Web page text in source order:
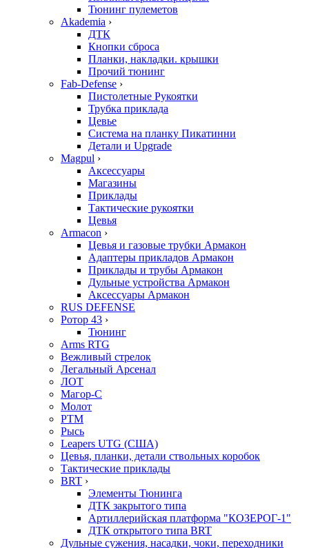
Тюнинг пулеметов
Akademia ›
ДТК
Кнопки сброса
Планки, накладки. крышки
Прочий тюнинг
Fab-Defense ›
Пистолетные Рукоятки
Трубка приклада
Цевье
Система на планку Пикатинни
Детали и Upgrade
Magpul ›
Аксессуары
Магазины
Приклады
Тактические рукоятки
Цевья
Armacon ›
Цевья и газовые трубки Армакон
Адаптеры прикладов Армакон
Приклады и трубы Армакон
Дульные устройства Армакон
Аксессуары Армакон
RUS DEFENSE
Ротор 43 ›
Тюнинг
Arms RTG
Вежливый стрелок
Легальный Арсенал
ЛОТ
Магор-С
Молот
РТМ
Рысь
Leapers UTG (США)
Цевья, планки, детали ствольных коробок
Тактические приклады
BRT ›
Элементы Тюнинга
ДТК закрытого типа
Артиллерийская платформа "КОЗЕРОГ-1"
ДТК открытого типа BRT
Дульные сужения, насадки, чоки, переходники